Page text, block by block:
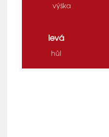
výška
levá
hůl